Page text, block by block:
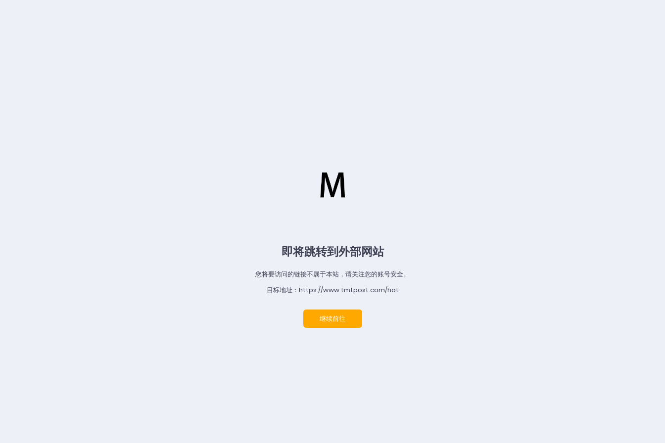
即将跳转到外部网站
您将要访问的链接不属于本站，请关注您的账号安全。
目标地址：https://www.tmtpost.com/hot
继续前往